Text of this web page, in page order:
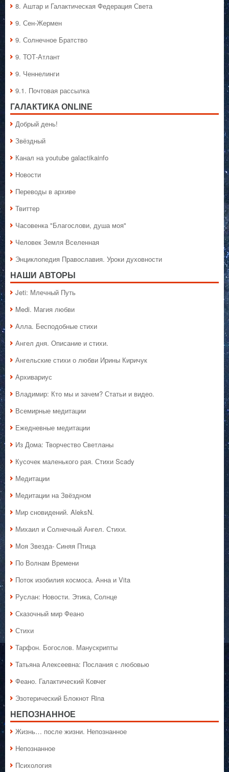
8. Аштар и Галактическая Федерация Света
9. Сен-Жермен
9. Солнечное Братство
9. ТОТ-Атлант
9. Ченнелинги
9.1. Почтовая рассылка
ГАЛАКТИКA ONLINE
Добрый день!
Звёздный
Канал на youtube galactikainfo
Новости
Переводы в архиве
Твиттер
Часовенка "Благослови, душа моя"
Человек Земля Вселенная
Энциклопедия Православия. Уроки духовности
НАШИ АВТОРЫ
Jeti: Млечный Путь
Medi. Магия любви
Алла. Бесподобные стихи
Ангел дня. Описание и стихи.
Ангельские стихи о любви Ирины Киричук
Архивариус
Владимир: Кто мы и зачем? Статьи и видео.
Всемирные медитации
Ежедневные медитации
Из Дома: Творчество Светланы
Кусочек маленького рая. Стихи Scady
Медитации
Медитации на Звёздном
Мир сновидений. AleksN.
Михаил и Солнечный Ангел. Стихи.
Моя Звезда- Синяя Птица
По Волнам Времени
Поток изобилия космоса. Анна и Vita
Руслан: Новости. Этика, Солнце
Сказочный мир Феано
Стихи
Тарфон. Богослов. Манускрипты
Татьяна Алексеевна: Послания с любовью
Феано. Галактический Ковчег
Эзотерический Блокнот Rina
НЕПОЗНАННОЕ
Жизнь… после жизни. Непознанное
Непознанное
Психология